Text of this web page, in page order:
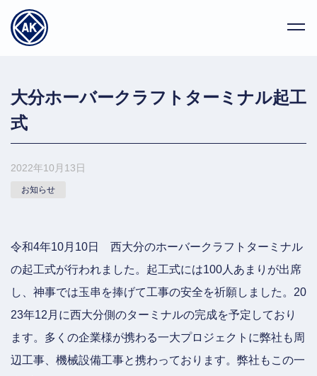
大分ホーバークラフトターミナル起工
式
2022年10月13日
お知らせ
令和4年10月10日 西大分のホーバークラフトターミナル
の起工式が行われました。起工式には100人あまりが出席
し、神事では玉串を捧げて工事の安全を祈願しました。20
23年12月に西大分側のターミナルの完成を予定しており
ます。多くの企業様が携わる一大プロジェクトに弊社も周
辺工事、機械設備工事と携わっております。弊社もこの一